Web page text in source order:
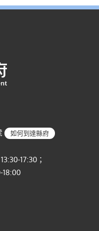
如何到達縣府
17:30；
18:00